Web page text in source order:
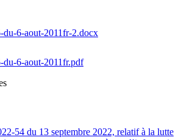
du-6-aout-2011fr-2.docx
du-6-aout-2011fr.pdf
54 du 13 septembre 2022, relatif à la lutte